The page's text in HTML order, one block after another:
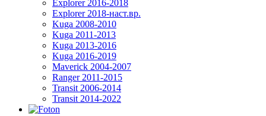
Explorer 2016-2018
Explorer 2018-наст.вр.
Kuga 2008-2010
Kuga 2011-2013
Kuga 2013-2016
Kuga 2016-2019
Maverick 2004-2007
Ranger 2011-2015
Transit 2006-2014
Transit 2014-2022